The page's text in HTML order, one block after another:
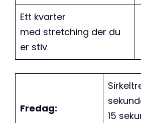
Ett kvarter
med stretching der du
er stiv
Fredag:
15